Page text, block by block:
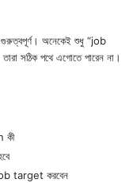
গুরুত্বপূর্ণ। অনেকেই শুধু “job
তারা সঠিক পথে এগোতে পারেন না।
কী
target করবেন